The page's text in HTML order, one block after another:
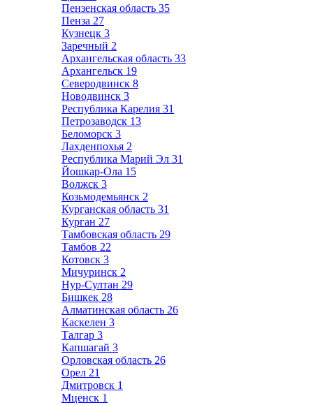
Пензенская область 35
Пенза 27
Кузнецк 3
Заречный 2
Архангельская область 33
Архангельск 19
Северодвинск 8
Новодвинск 3
Республика Карелия 31
Петрозаводск 13
Беломорск 3
Лахденпохья 2
Республика Марий Эл 31
Йошкар-Ола 15
Волжск 3
Козьмодемьянск 2
Курганская область 31
Курган 27
Тамбовская область 29
Тамбов 22
Котовск 3
Мичуринск 2
Нур-Султан 29
Бишкек 28
Алматинская область 26
Каскелен 3
Талгар 3
Капшагай 3
Орловская область 26
Орел 21
Дмитровск 1
Мценск 1